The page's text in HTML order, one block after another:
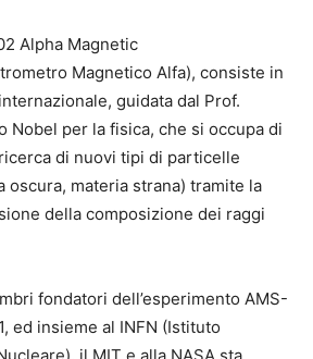
Alpha Magnetic
Magnetico Alfa), consiste in
guidata dal Prof.
Nobel per la fisica, che si occupa di
di nuovi tipi di particelle
oscura, materia strana) tramite la
della composizione dei raggi
fondatori dell’esperimento AMS-
ed insieme al INFN (Istituto